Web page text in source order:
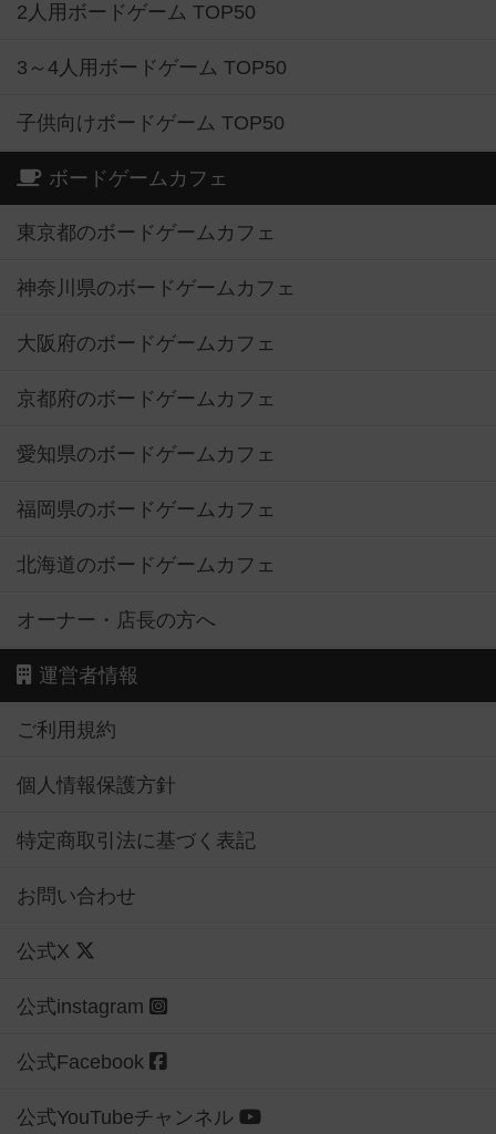
2人用ボードゲーム TOP50
3～4人用ボードゲーム TOP50
子供向けボードゲーム TOP50
ボードゲームカフェ
東京都のボードゲームカフェ
神奈川県のボードゲームカフェ
大阪府のボードゲームカフェ
京都府のボードゲームカフェ
愛知県のボードゲームカフェ
福岡県のボードゲームカフェ
北海道のボードゲームカフェ
オーナー・店長の方へ
運営者情報
ご利用規約
個人情報保護方針
特定商取引法に基づく表記
お問い合わせ
公式X
公式instagram
公式Facebook
公式YouTubeチャンネル